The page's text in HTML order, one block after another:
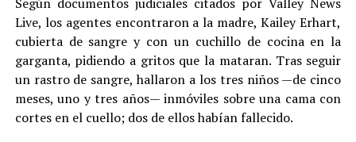
Live, los agentes encontraron a la madre, Kailey Erhart,
cubierta de sangre y con un cuchillo de cocina en la
garganta, pidiendo a gritos que la mataran. Tras seguir
un rastro de sangre, hallaron a los tres niños —de cinco
meses, uno y tres años— inmóviles sobre una cama con
cortes en el cuello; dos de ellos habían fallecido.